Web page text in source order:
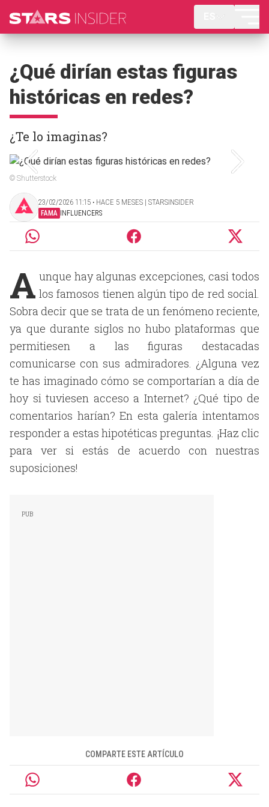
¿Qué dirían estas figuras
históricas en redes?
¿Te lo imaginas?
© Shutterstock
23/02/2026 11:15 ‧ HACE 5 MESES | STARSINSIDER
FAMA INFLUENCERS
A unque hay algunas excepciones, casi todos
los famosos tienen algún tipo de red social.
Sobra decir que se trata de un fenómeno reciente,
ya que durante siglos no hubo plataformas que
permitiesen a las figuras destacadas
comunicarse con sus admiradores. ¿Alguna vez
te has imaginado cómo se comportarían a día de
hoy si tuviesen acceso a Internet? ¿Qué tipo de
comentarios harían? En esta galería intentamos
responder a estas hipotéticas preguntas. ¡Haz clic
para ver si estás de acuerdo con nuestras
suposiciones!
COMPARTE ESTE ARTÍCULO